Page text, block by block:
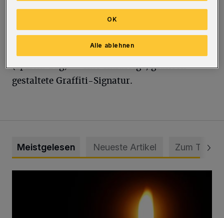
beschmiert wird."
Zum Hintergrund: Was hier kritisiert wird,
nennt man in der Sprayer-Szene "Tag"
(sprich: Täg) — eine einfarbige, grafisch
gestaltete Graffiti-Signatur.
Meistgelesen Neueste Artikel Zum Thema
Alle ablehnen
OK